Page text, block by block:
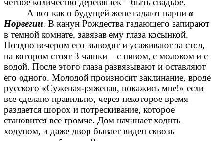
четное количество деревяшек – быть свадьбе.
А вот как о будущей жене гадают парнив
Норвегии. В канун Рождества гадающего запирают
в темной комнате, завязав ему глаза косынкой.
Поздно вечером его выводят и усаживают за стол,
на котором стоят 3 чашки – с пивом, с молоком и с
водой. После этого глаза развязывают и оставляют
его одного. Молодой произносит заклинание, вроде
русского «Суженая-ряженая, покажись мне!» если
все сделано правильно, через некоторое время
раздается шорох и потрескивание, которое
становится все громче. Дом начинает ходить
ходуном, и даже двор бывает виден сквозь